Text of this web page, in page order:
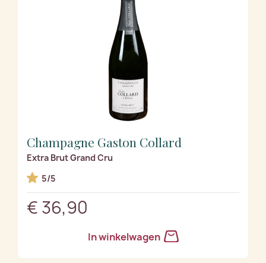
Champagne Gaston Collard
Extra Brut Grand Cru
5/5
€ 36,90
In winkelwagen